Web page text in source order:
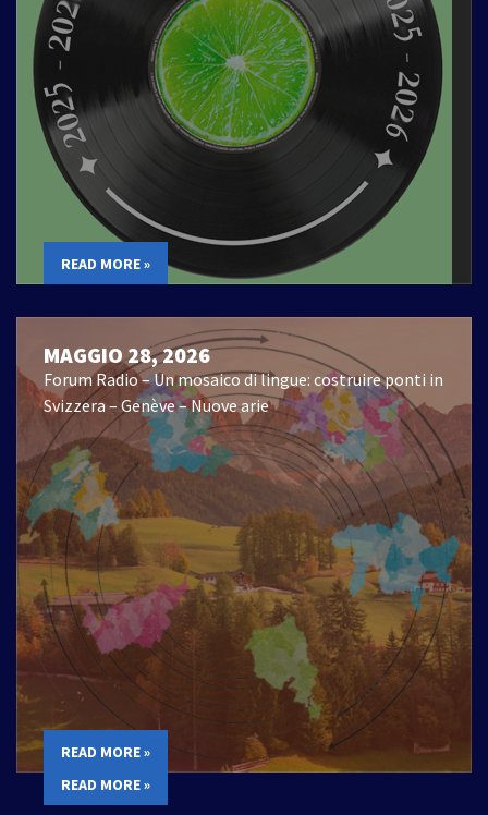
READ MORE »
MAGGIO 28, 2026
Forum Radio – Un mosaico di lingue: costruire ponti in
Svizzera – Genève – Nuove arie
READ MORE »
READ MORE »